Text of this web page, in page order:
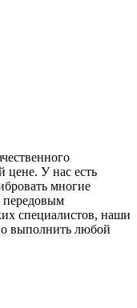
цене. У нас есть
многие
передовым
специалистов, наши
выполнить любой